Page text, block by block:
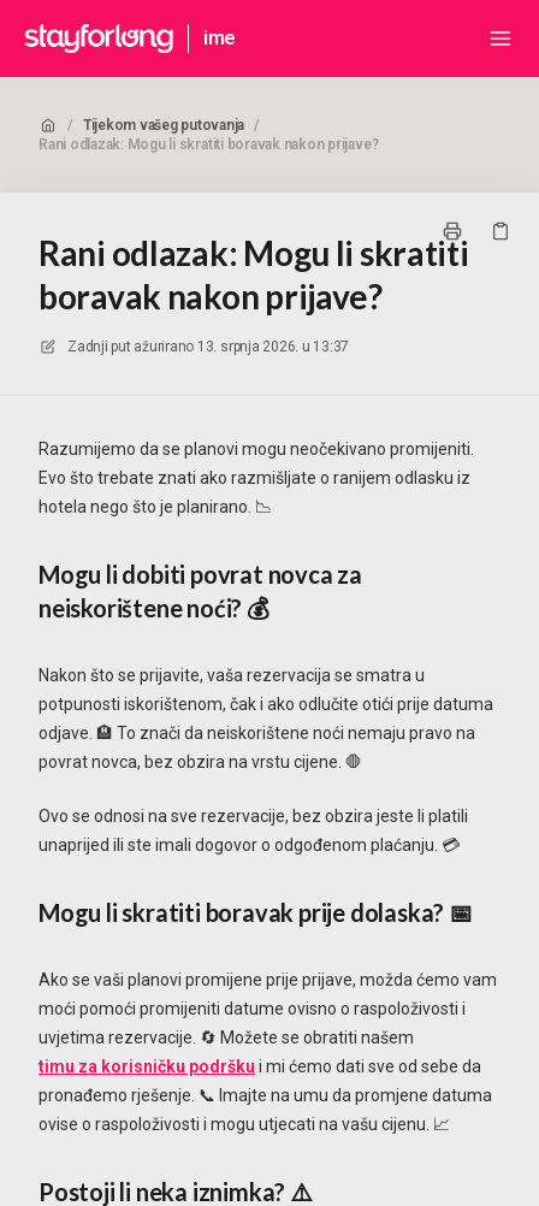
ime
/ Tijekom vašeg putovanja /
Rani odlazak: Mogu li skratiti boravak nakon prijave?
Rani odlazak: Mogu li skratiti
boravak nakon prijave?
Zadnji put ažurirano 13. srpnja 2026. u 13:37
Razumijemo da se planovi mogu neočekivano promijeniti.
Evo što trebate znati ako razmišljate o ranijem odlasku iz
hotela nego što je planirano. 📉
Mogu li dobiti povrat novca za
neiskorištene noći? 💰
Nakon što se prijavite, vaša rezervacija se smatra u
potpunosti iskorištenom, čak i ako odlučite otići prije datuma
odjave. 🏨 To znači da neiskorištene noći nemaju pravo na
povrat novca, bez obzira na vrstu cijene. 🛑
Ovo se odnosi na sve rezervacije, bez obzira jeste li platili
unaprijed ili ste imali dogovor o odgođenom plaćanju. 💳
Mogu li skratiti boravak prije dolaska? 📅
Ako se vaši planovi promijene prije prijave, možda ćemo vam
moći pomoći promijeniti datume ovisno o raspoloživosti i
uvjetima rezervacije. 🔄 Možete se obratiti našem
timu za korisničku podršku i mi ćemo dati sve od sebe da
pronađemo rješenje. 📞 Imajte na umu da promjene datuma
ovise o raspoloživosti i mogu utjecati na vašu cijenu. 📈
Postoji li neka iznimka? ⚠️